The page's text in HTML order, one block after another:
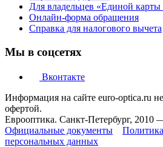
Для владельцев «Единой карты
Онлайн-форма обращения
Справка для налогового вычета
Мы в соцсетях
Вконтакте
Информация на сайте euro-optica.ru
офертой.
Еврооптика. Санкт-Петербург, 2010
Официальные документы
персональных данных